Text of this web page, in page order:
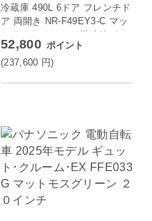
冷蔵庫 490L 6ドア フレンチド
ア 両開き NR-F49EY3-C マッ
トライトベージュ 微凍結パー
シャル Wシャキシャキ野菜室
52,800 ポイント
(237,600 円)